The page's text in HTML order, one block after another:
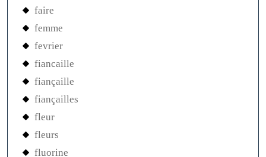
faire
femme
fevrier
fiancaille
fiançaille
fiançailles
fleur
fleurs
fluorine